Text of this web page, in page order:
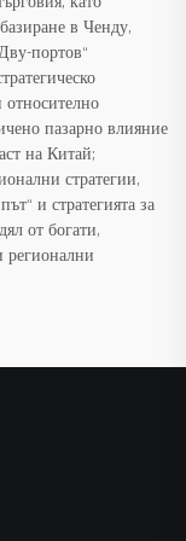
в Ченду,
портов“
относително
пазарно влияние
на Китай;
стратегии,
и стратегията за
от богати,
регионални